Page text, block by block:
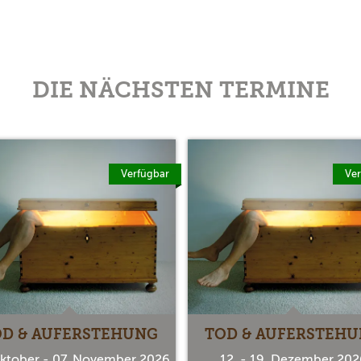
DIE NÄCHSTEN TERMINE
Verfügbar
& AUFERSTEHUNG TOD &